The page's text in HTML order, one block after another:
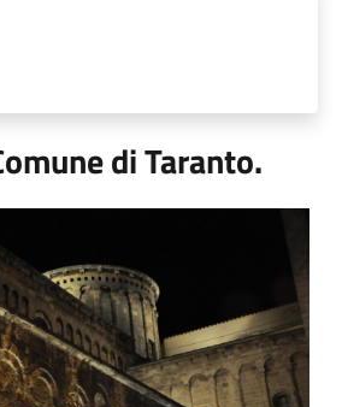
di Taranto.